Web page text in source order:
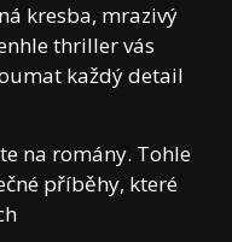
kresba, mrazivý
thriller vás
každý detail
na romány. Tohle
příběhy, které